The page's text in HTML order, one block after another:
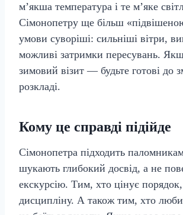
м’якша температура і те м’яке
Сімонопетру ще більш
умови суворіші: сильніші вітри,
можливі затримки пересувань.
зимовий візит — будьте готові до
розкладі.
Кому це справді підійде
Сімонопетра підходить
шукають глибокий досвід, а не
екскурсію. Тим, хто цінує
дисципліну. А також тим, хто